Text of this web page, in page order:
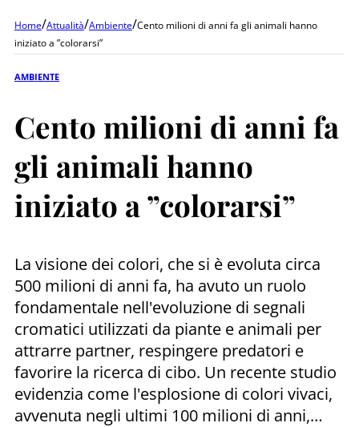
Home/Attualità/Ambiente/Cento milioni di anni fa gli animali hanno
iniziato a ”colorarsi”
AMBIENTE
Cento milioni di anni fa
gli animali hanno
iniziato a ”colorarsi”
La visione dei colori, che si è evoluta circa
500 milioni di anni fa, ha avuto un ruolo
fondamentale nell'evoluzione di segnali
cromatici utilizzati da piante e animali per
attrarre partner, respingere predatori e
favorire la ricerca di cibo. Un recente studio
evidenzia come l'esplosione di colori vivaci,
avvenuta negli ultimi 100 milioni di anni,…